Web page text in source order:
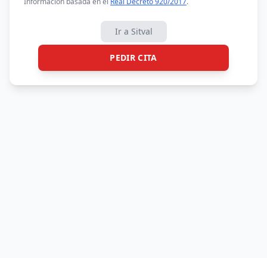
Ir a Sitval
PEDIR CITA